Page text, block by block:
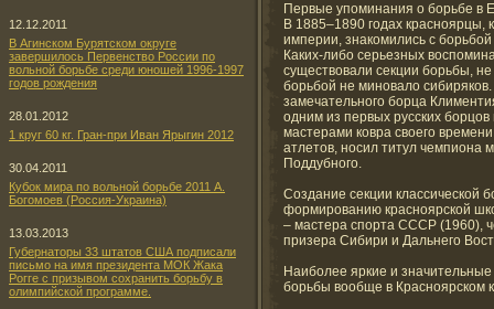
12.12.2011
В Агинском Бурятском округе
завершилось Первенство России по
вольной борьбе среди юношей 1996-1997
годов рождения
28.01.2012
1 круг 60 кг. Гран-при Иван Ярыгин 2012
30.04.2011
Кубок мира по вольной борьбе 2011 А.
Богомоев (Россия-Украина)
13.03.2013
Губернаторы 33 штатов США подписали
письмо на имя президента МОК Жака
Рогге с призывом сохранить борьбу в
олимпийской программе.
Первые упоминания о борьбе в
В 1885–1890 годах красноярцы,
империи, знакомились с
Каких-либо серьезных
существовали секции борьбы,
борьбой не миновало
замечательного борца
одним из первых русских
мастерами ковра своего
атлетов, носил титул чемпиона
Поддубного.
Создание секции классической
формированию красноярской
– мастера спорта СССР (1960),
призера Сибири и Дальнего
Наиболее яркие и
борьбы вообще в